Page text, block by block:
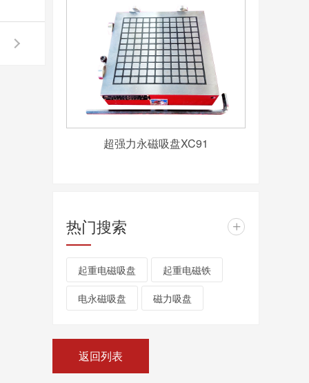
超强力永磁吸盘XC91
热门搜索 +
起重电磁吸盘 起重电磁铁
电永磁吸盘 磁力吸盘
返回列表